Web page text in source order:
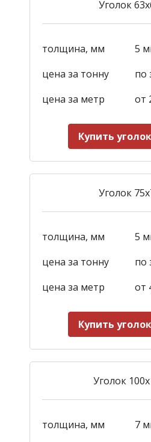
Уголок
толщина, мм
5
цена за тонну
по
цена за метр
от
Купить
Уголок
толщина, мм
5
цена за тонну
по
цена за метр
от
Купить
Уголок
толщина, мм
7